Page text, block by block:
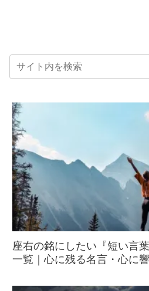
座右の銘にしたい『短い言
一覧｜心に残る名言・心に